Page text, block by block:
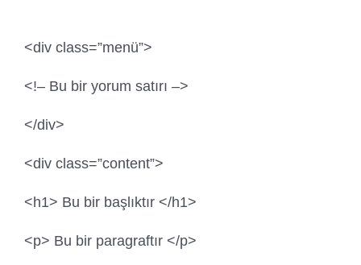
<div class=”menü”>
<!– Bu bir yorum satırı –>
</div>
<div class=”content”>
<h1> Bu bir başlıktır </h1>
<p> Bu bir paragraftır </p>